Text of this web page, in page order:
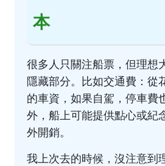
本
很多人只關注船票，但理想
隱藏部分。比如交通費：從
的車資，如果自駕，停車費
外，船上可能提供點心或紀
外開銷。
我上次去的時候，沒注意到